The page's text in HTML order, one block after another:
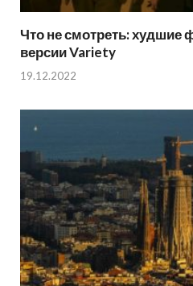
Что не смотреть: худшие
версии Variety
19.12.2022